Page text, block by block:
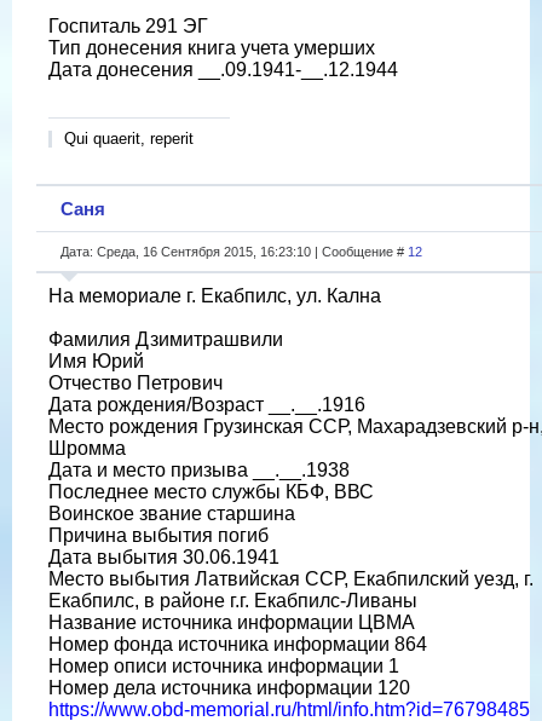
Госпиталь 291 ЭГ
Тип донесения книга учета умерших
Дата донесения __.09.1941-__.12.1944
Qui quaerit, reperit
Саня
Дата: Среда, 16 Сентября 2015, 16:23:10 | Сообщение # 12
На мемориале г. Екабпилс, ул. Кална
Фамилия Дзимитрашвили
Имя Юрий
Отчество Петрович
Дата рождения/Возраст __.__.1916
Место рождения Грузинская ССР, Махарадзевский р-
Шромма
Дата и место призыва __.__.1938
Последнее место службы КБФ, ВВС
Воинское звание старшина
Причина выбытия погиб
Дата выбытия 30.06.1941
Место выбытия Латвийская ССР, Екабпилский уезд, г.
Екабпилс, в районе г.г. Екабпилс-Ливаны
Название источника информации ЦВМА
Номер фонда источника информации 864
Номер описи источника информации 1
Номер дела источника информации 120
https://www.obd-memorial.ru/html/info.htm?id=76798485